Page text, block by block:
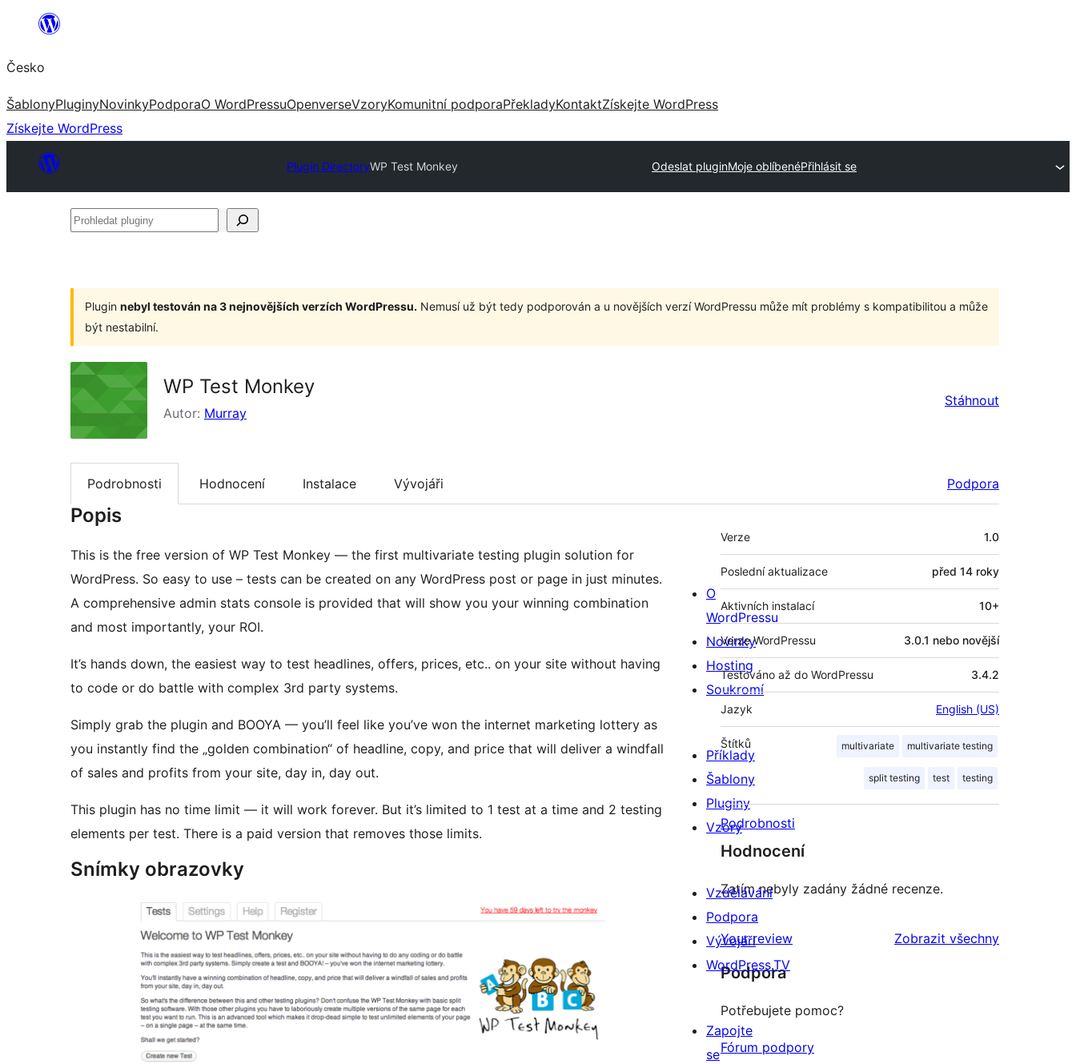
Přeskočit
obsah
Česko
ŠablonyPluginyNovinkyPodporaO WordPressuOpenverseVzoryKomunitní podporaPřekladyKontaktZískejte WordPress
Získejte WordPress
Plugin DirectoryWP Test Monkey Odeslat pluginMoje oblíbenéPřihlásit se
Prohledat
Plugin nebyl testován na 3 nejnovějších verzích WordPressu. Nemusí už být tedy podporován a u novějších verzí WordPressu může mít problémy s kompatibilitou a může
být nestabilní.
WP Test Monkey
Autor: Murray
Stáhnout
Podrobnosti Hodnocení Instalace Vývojáři Podpora
Popis
This is the free version of WP Test Monkey — the first multivariate testing plugin solution for
WordPress. So easy to use – tests can be created on any WordPress post or page in just minutes.
A comprehensive admin stats console is provided that will show you your winning combination
and most importantly, your ROI.
It’s hands down, the easiest way to test headlines, offers, prices, etc.. on your site without having
to code or do battle with complex 3rd party systems.
Simply grab the plugin and BOOYA — you’ll feel like you’ve won the internet marketing lottery as
you instantly find the „golden combination“ of headline, copy, and price that will deliver a windfall
of sales and profits from your site, day in, day out.
This plugin has no time limit — it will work forever. But it’s limited to 1 test at a time and 2 testing
elements per test. There is a paid version that removes those limits.
Snímky obrazovky
Meta
Verze 1.0
Poslední aktualizace před 14 roky
Aktivních instalací 10+
Verze WordPressu 3.0.1 nebo novější
Testováno až do WordPressu 3.4.2
Jazyk English (US)
Štítků multivariate multivariate testing
split testing test testing
Podrobnosti
Hodnocení
Zatím nebyly zadány žádné recenze.
Your review Zobrazit všechnyrecenze
Podpora
Potřebujete pomoc?
Fórum podpory
O
WordPressu
Novinky
Hosting
Soukromí
Příklady
Šablony
Pluginy
Vzory
Vzdělávání
Podpora
Vývojáři
WordPress.TV
Zapojte
se